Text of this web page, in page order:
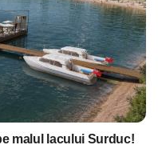
malul lacului Surduc!